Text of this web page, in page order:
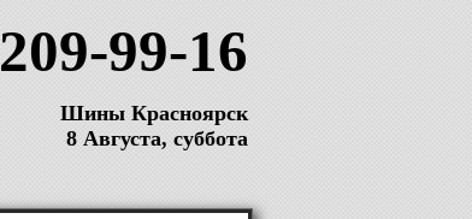
209-99-16
Шины Красноярск
8 Августа, суббота